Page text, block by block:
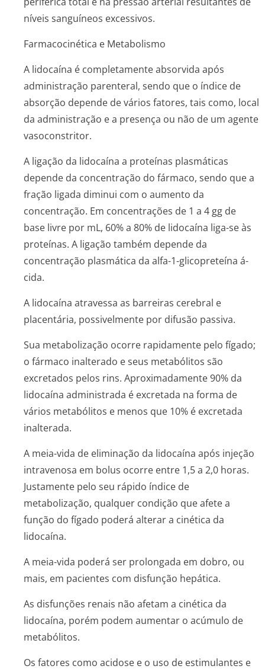
níveis sanguíneos excessivos.
Farmacocinética e Metabolismo
A lidocaína é completamente absorvida após
administração parenteral, sendo que o índice de
absorção depende de vários fatores, tais como, local
da administração e a presença ou não de um agente
vasoconstritor.
A ligação da lidocaína a proteínas plasmáticas
depende da concentração do fármaco, sendo que a
fração ligada diminui com o aumento da
concentração. Em concentrações de 1 a 4 gg de
base livre por mL, 60% a 80% de lidocaína liga-se às
proteínas. A ligação também depende da
concentração plasmática da alfa-1-glicopreteína á­
cida.
A lidocaína atravessa as barreiras cerebral e
placentária, possivelmente por difusão passiva.
Sua metabolização ocorre rapidamente pelo fígado;
o fármaco inalterado e seus metabólitos são
excretados pelos rins. Aproximadamente 90% da
lidocaína administrada é excretada na forma de
vários metabólitos e menos que 10% é excretada
inalterada.
A meia-vida de eliminação da lidocaína após injeção
intravenosa em bolus ocorre entre 1,5 a 2,0 horas.
Justamente pelo seu rápido índice de
metabolização, qualquer condição que afete a
função do fígado poderá alterar a cinética da
lidocaína.
A meia-vida poderá ser prolongada em dobro, ou
mais, em pacientes com disfunção hepática.
As disfunções renais não afetam a cinética da
lidocaína, porém podem aumentar o acúmulo de
metabólitos.
Os fatores como acidose e o uso de estimulantes e